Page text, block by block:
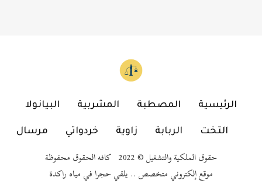
الرئيسية المصطبة المشربية البيانولا
التخت الربابة زاوية خردواتي مرسال
حقوق الملكية والتشغيل © 2022 كافه الحقوق محفوظة
موقع إلكتروني متخصص .. يلقي حجرا في مياه راكدة